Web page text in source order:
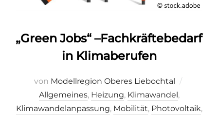
„Green Jobs“ –Fachkräftebedarf
in Klimaberufen
von Modellregion Oberes Liebochtal
Allgemeines, Heizung, Klimawandel,
Klimawandelanpassung, Mobilität, Photovoltaik,